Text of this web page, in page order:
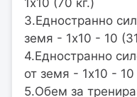
1х10 (70 кг.)
3.Едностранно
земя - 1х10 - 10
4.Едностранно
от земя - 1х10 -
5.Обем за